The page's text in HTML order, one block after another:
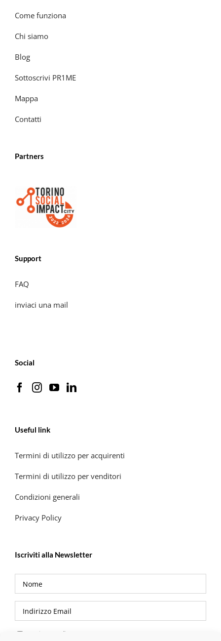
Come funziona
Chi siamo
Blog
Sottoscrivi PR1ME
Mappa
Contatti
Partners
Support
FAQ
inviaci una mail
Social
Useful link
Termini di utilizzo per acquirenti
Termini di utilizzo per venditori
Condizioni generali
Privacy Policy
Iscriviti alla Newsletter
Privacy Policy